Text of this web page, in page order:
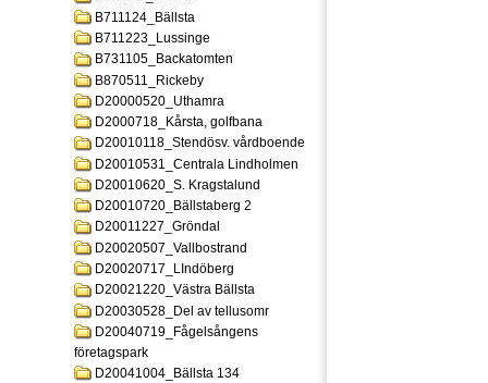
B711124_Bällsta
B711223_Lussinge
B731105_Backatomten
B870511_Rickeby
D20000520_Uthamra
D2000718_Kårsta, golfbana
D20010118_Stendösv. vårdboende
D20010531_Centrala Lindholmen
D20010620_S. Kragstalund
D20010720_Bällstaberg 2
D20011227_Gröndal
D20020507_Vallbostrand
D20020717_LIndöberg
D20021220_Västra Bällsta
D20030528_Del av tellusomr
D20040719_Fågelsångens
företagspark
D20041004_Bällsta 134